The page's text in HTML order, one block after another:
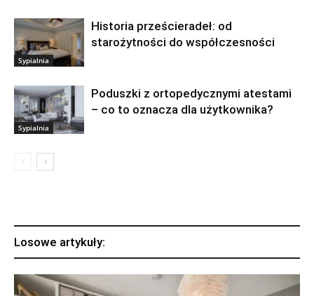
Sypialnia
Historia prześcieradeł: od
starożytności do współczesności
Sypialnia
Poduszki z ortopedycznymi atestami
– co to oznacza dla użytkownika?
Losowe artykuły: